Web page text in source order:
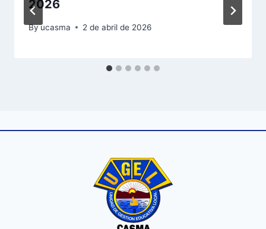
2026
Byucasma 2 de abril de 2026